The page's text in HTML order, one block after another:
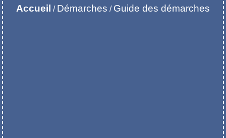
Accueil / Démarches / Guide des démarches